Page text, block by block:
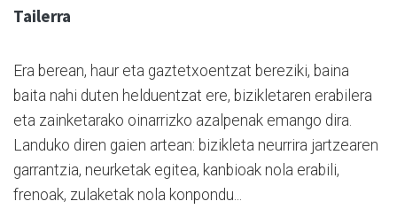
Tailerra
Era berean, haur eta gaztetxoentzat bereziki, baina
baita nahi duten helduentzat ere, bizikletaren erabilera
eta zainketarako oinarrizko azalpenak emango dira.
Landuko diren gaien artean: bizikleta neurrira jartzearen
garrantzia, neurketak egitea, kanbioak nola erabili,
frenoak, zulaketak nola konpondu...